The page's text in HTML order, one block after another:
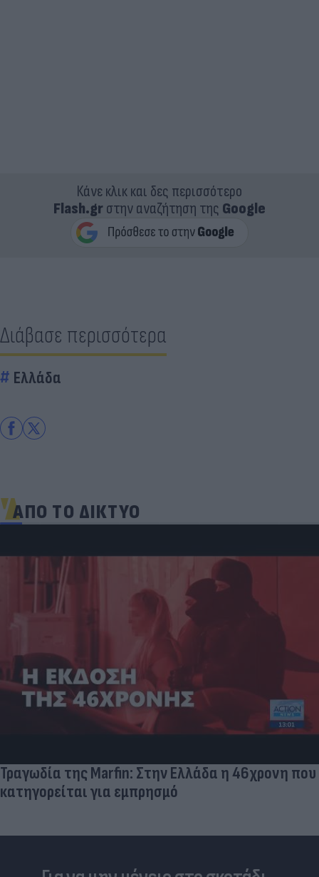
Κάνε κλικ και δες περισσότερο
Flash.grστην αναζήτηση της Google
Διάβασε περισσότερα
Ελλάδα
ΑΠΟ ΤΟ ΔΙΚΤΥΟ
Δέκα εκατομμύρια followers δεν κάνουν λάθος- Η
Ντιλέτα Λεότα με μαγιό έγινε ξανά viral (photos)